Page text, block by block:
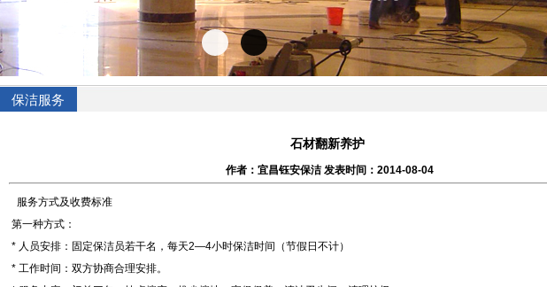
保洁服务
石材翻新养护
作者：宜昌钰安保洁 发表时间：2014-08-04
服务方式及收费标准
第一种方式：
* 人员安排：固定保洁员若干名，每天2—4小时保洁时间（节假日不计）
* 工作时间：双方协商合理安排。